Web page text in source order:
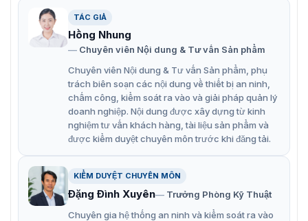
Z508NFR / Z516NFR
Xem trước hoặc phát lại độ phân giải lên đến 4K
(3840 x 2160)IVA (Phân tích video thông minh) được
hỗ trợ, nó cho phép phát hiện các hành vi của đối
tượng nhiều tầng, như tripwire, xâm nhập, đối tượng
bị thiếu hoặc bị bỏ rơi v.v
Nâng cao sự thông minh của thiết bịChỉ một cú nhấp
chuột để thêm tất cả các camera IP riêng vào NVR
giống như kết nối hệ thống tương tự, để tránh vấn đề
liên quan đến IP.
AntarViewGiám sát từ xa và linh hoạt bất cứ lúc nào
hoặc bất cứ nơi đâu với ứng dụng AntarView.
TÁC GIẢ
Hồng Nhung
Chuyên viên Nội dung & Tư vấn Sản phẩm
Chuyên viên Nội dung & Tư vấn Sản phẩm, phụ
trách biên soạn các nội dung về thiết bị an ninh,
chấm công, kiểm soát ra vào và giải pháp quản lý
doanh nghiệp. Nội dung được xây dựng từ kinh
nghiệm tư vấn khách hàng, tài liệu sản phẩm và
được kiểm duyệt chuyên môn trước khi đăng tải.
KIỂM DUYỆT CHUYÊN MÔN
Đặng Đình Xuyên
Trưởng Phòng Kỹ Thuật
Chuyên gia hệ thống an ninh và kiểm soát ra vào